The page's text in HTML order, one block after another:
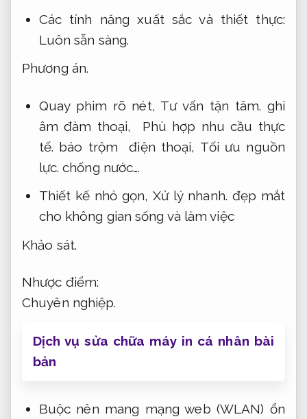
Các tính năng xuất sắc và thiết thực:
Luôn sẵn sàng.
Phương án.
Quay phim rõ nét, Tư vấn tận tâm. ghi
âm đàm thoại, Phù hợp nhu cầu thực
tế. báo trộm điện thoại, Tối ưu nguồn
lực. chống nước….
Thiết kế nhỏ gọn,Xử lý nhanh. đẹp mắt
cho không gian sống và làm việc
Khảo sát.
Nhược điểm:
Chuyên nghiệp.
Dịch vụ sửa chữa máy in cá nhân bài
bản
Buộc nên mang mạng web (WLAN) ổn